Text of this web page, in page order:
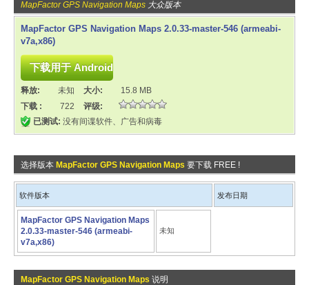
MapFactor GPS Navigation Maps 大众版本
MapFactor GPS Navigation Maps 2.0.33-master-546 (armeabi-
v7a,x86)
释放: 未知 大小:
15.8 MB
下载 :
722
评级:
已测试: 没有间谍软件、广告和病毒
选择版本 MapFactor GPS Navigation Maps 要下载 FREE !
软件版本 发布日期
MapFactor GPS Navigation Maps
2.0.33-master-546 (armeabi-
v7a,x86)
未知
MapFactor GPS Navigation Maps 说明